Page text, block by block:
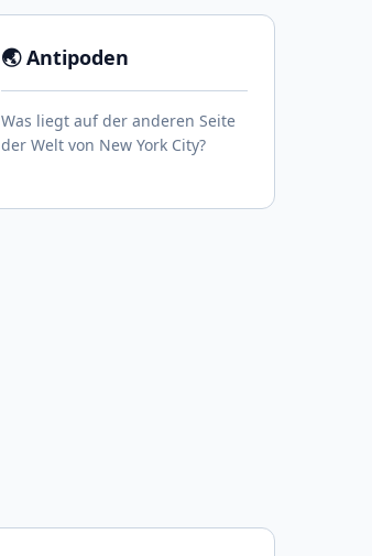
🌏 Antipoden
Was liegt auf der anderen Seite
der Welt von New York City?